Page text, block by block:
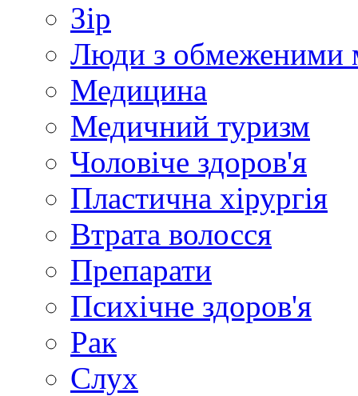
Зір
Люди з обмеженими
Медицина
Медичний туризм
Чоловіче здоров'я
Пластична хірургія
Втрата волосся
Препарати
Психічне здоров'я
Рак
Слух